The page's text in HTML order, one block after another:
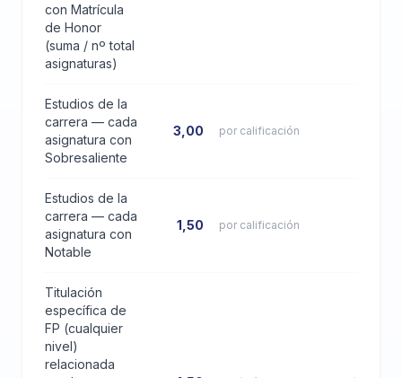
con Matrícula
de Honor
(suma / nº total
asignaturas)
Estudios de la
carrera — cada
asignatura con
Sobresaliente
3,00 por calificación
Estudios de la
carrera — cada
asignatura con
Notable
1,50 por calificación
Titulación
específica de
FP (cualquier
nivel)
relacionada